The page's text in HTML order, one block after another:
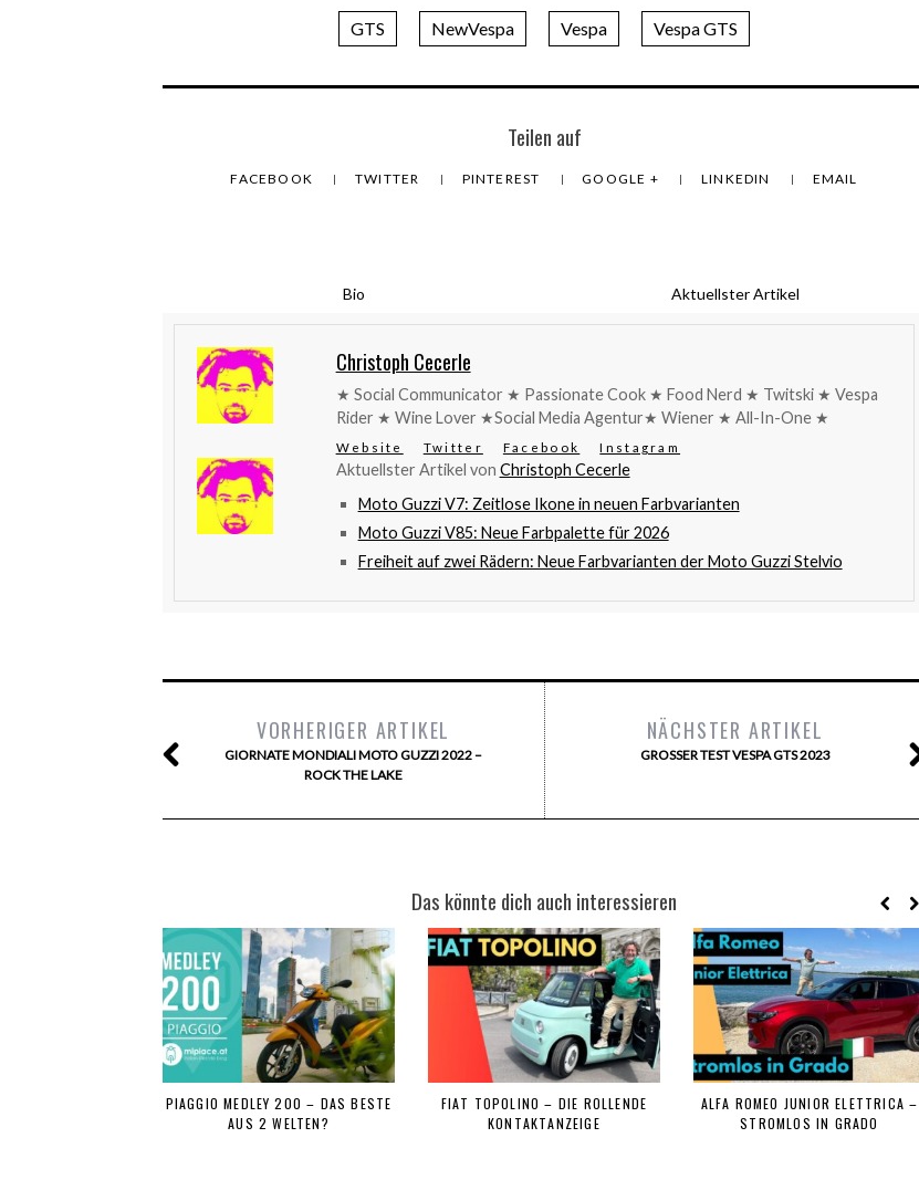
GTS NewVespa Vespa Vespa GTS
Teilen auf
FACEBOOK TWITTER PINTEREST GOOGLE + LINKEDIN EMAIL
Bio Aktuellster Artikel
Christoph Cecerle
★ Social Communicator ★ Passionate Cook ★ Food Nerd ★ Twitski ★ Vespa
Rider ★ Wine Lover ★Social Media Agentur★ Wiener ★ All-In-One ★
Website Twitter Facebook Instagram
Aktuellster Artikel von Christoph Cecerle
Moto Guzzi V7: Zeitlose Ikone in neuen Farbvarianten
Moto Guzzi V85: Neue Farbpalette für 2026
Freiheit auf zwei Rädern: Neue Farbvarianten der Moto Guzzi Stelvio
VORHERIGER ARTIKEL
GIORNATE MONDIALI MOTO GUZZI 2022 –
ROCK THE LAKE
NÄCHSTER ARTIKEL
GROSSER TEST VESPA GTS 2023
Das könnte dich auch interessieren
PIAGGIO MEDLEY 200 – DAS BESTE
AUS 2 WELTEN?
FIAT TOPOLINO – DIE ROLLENDE
KONTAKTANZEIGE
ALFA ROMEO JUNIOR ELETTRICA –
STROMLOS IN GRADO